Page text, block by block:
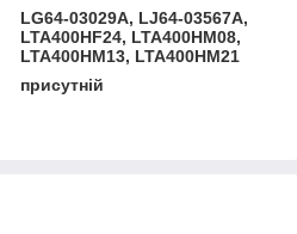
LG64-03029A, LJ64-03567A,
LTA400HF24, LTA400HM08,
LTA400HM13, LTA400HM21
присутній